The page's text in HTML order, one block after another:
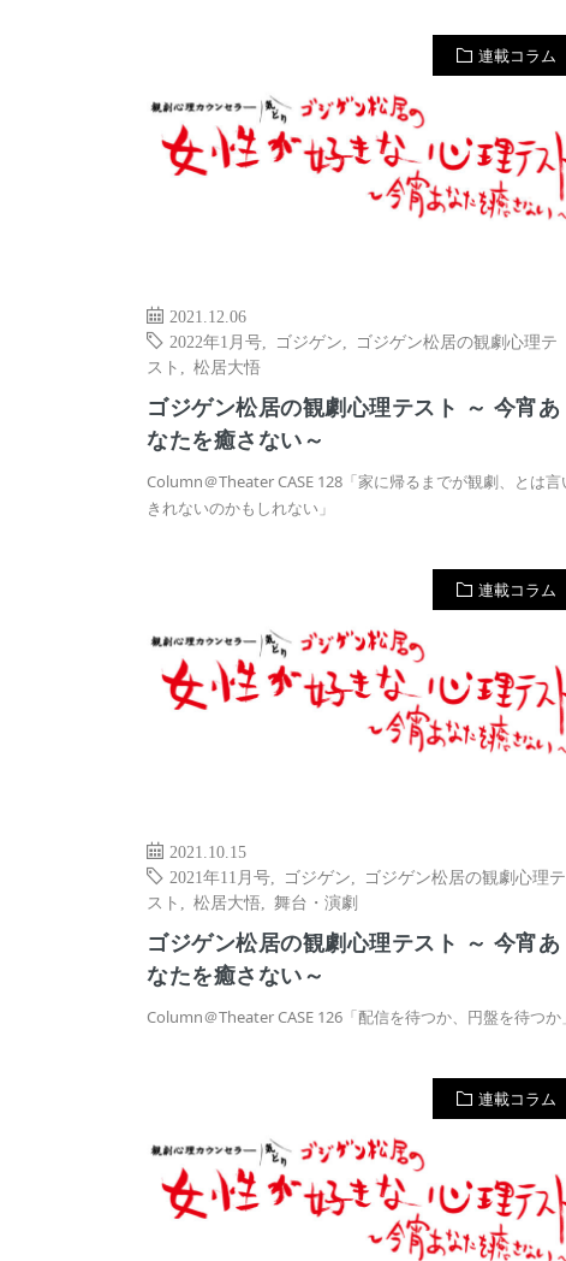
連載コラム
2021.12.06
2022年1月号
ゴジゲン
ゴジゲン松居の観劇心理テ
スト
松居大悟
ゴジゲン松居の観劇心理テスト ～ 今宵あ
なたを癒さない～
Column＠Theater CASE 128「家に帰るまでが観劇、とは言
きれないのかもしれない」
連載コラム
2021.10.15
2021年11月号
ゴジゲン
ゴジゲン松居の観劇心理テ
スト
松居大悟 舞台・演劇
ゴジゲン松居の観劇心理テスト ～ 今宵あ
なたを癒さない～
Column＠Theater CASE 126「配信を待つか、円盤を待つか
連載コラム